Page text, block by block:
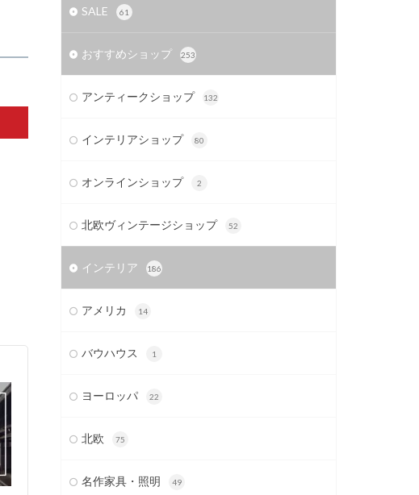
SALE 61
おすすめショップ 253
アンティークショップ 132
インテリアショップ 80
オンラインショップ 2
北欧ヴィンテージショップ 52
インテリア 186
アメリカ 14
バウハウス 1
ヨーロッパ 22
北欧 75
名作家具・照明 49